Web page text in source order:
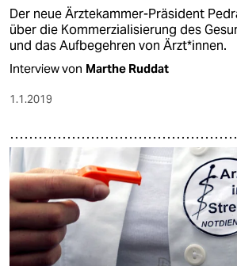
Der neue Ärztekammer-Präsident
über die Kommerzialisierung des
und das Aufbegehren von Ärzt*innen.
Interview von Marthe Ruddat
1.1.2019